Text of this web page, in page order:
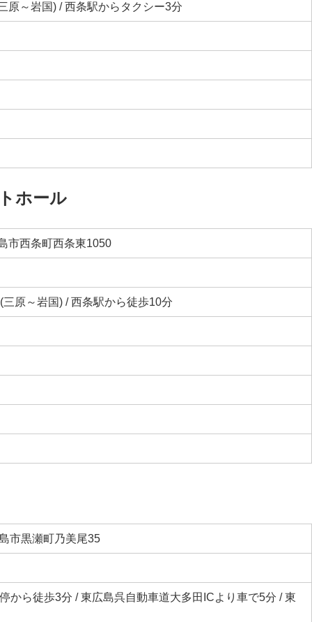
原～岩国) / 西条駅からタクシー3分
ホール
市西条町西条東1050
原～岩国) / 西条駅から徒歩10分
市黒瀬町乃美尾35
から徒歩3分 / 東広島呉自動車道大多田ICより車で5分 / 東